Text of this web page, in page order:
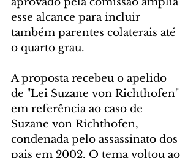
esse alcance para incluir
também parentes colaterais até
o quarto grau.
A proposta recebeu o apelido
de "Lei Suzane von Richthofen"
em referência ao caso de
Suzane von Richthofen,
condenada pelo assassinato dos
pais em 2002. O tema voltou ao